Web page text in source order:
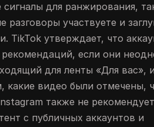
сигналы для ранжирования,
разговоры участвуете и
TikTok утверждает, что
если они
для ленты «Для вас», и
какие видео были отмечены,
также не рекомендует
с публичных аккаунтов и